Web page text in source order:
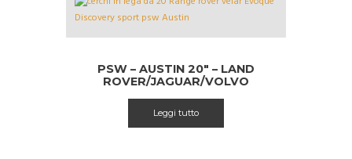
PSW – AUSTIN 20″ – LAND
ROVER/JAGUAR/VOLVO
Leggi tutto